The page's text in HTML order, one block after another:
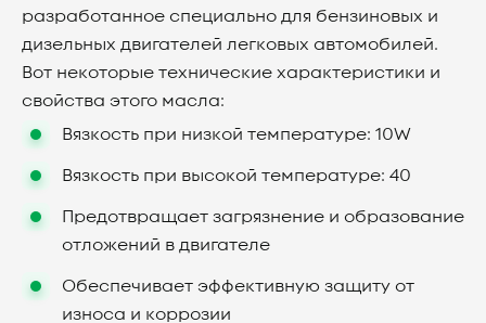
разработанное специально для бензиновых и
дизельных двигателей легковых автомобилей.
Вот некоторые технические характеристики и
свойства этого масла:
Вязкость при низкой температуре: 10W
Вязкость при высокой температуре: 40
Предотвращает загрязнение и образование
отложений в двигателе
Обеспечивает эффективную защиту от
износа и коррозии